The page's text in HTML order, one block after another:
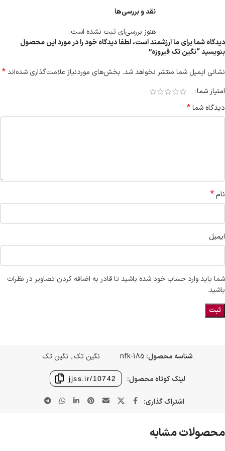
نقد و بررسی‌ها
هنوز بررسی‌ای ثبت نشده است.
دیدگاه شما برای ما ارزشمند است، لطفا دیدگاه خود را در مورد این محصول
بنویسید “نگین تک فیروزه”
نشانی ایمیل شما منتشر نخواهد شد. بخش‌های موردنیاز علامت‌گذاری شده‌اند*
امتیاز شما
دیدگاه شما*
نام*
ایمیل
شما باید وارد حساب خود شده باشید تا قادر به اضافه کردن تصاویر در نظرات
باشید.
شناسه محصول: nfk-185 نگین تک, نگین تک
لینک کوتاه محصول: jjss.ir/10742
اشتراک گذاری:
محصولات مشابه